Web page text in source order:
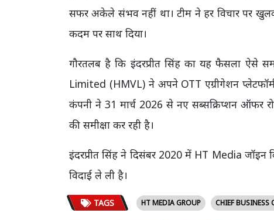
सफर अकेले संभव नहीं था। टीम ने हर विचार पर
कदम पर साथ दिया।
गौरतलब है कि इंदरप्रीत सिंह का यह फैसला
Limited (HMVL) ने अपने OTT एग्रीगेशन
कंपनी ने 31 मार्च 2026 से नए सब्सक्रिप्शन ऑफर
की समीक्षा कर रही है।
इंदरप्रीत सिंह ने दिसंबर 2020 में HT Media
विदाई ले ली है।
TAGS HT MEDIA GROUP CHIEF BUSINESS